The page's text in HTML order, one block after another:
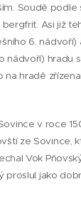
Soudě
Asi již
6. nádvoří)
nádvoří) hradu
na hradě
v roce
ze Sovince,
Vok
proslul jako